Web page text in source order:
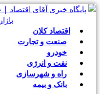
اقتصاد کلان
صنعت و تجارت
خودرو
نفت و انرژی
راه و شهرسازی
بانک و بیمه